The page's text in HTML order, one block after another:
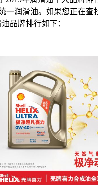
一润滑油。如果您正在
品牌排行如下：